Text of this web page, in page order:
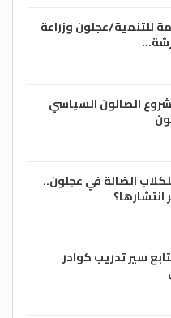
للتنمية/عجلون وزراعة
الصالون السياسي
الضالة في عجلون..
سير تدريب كوادر